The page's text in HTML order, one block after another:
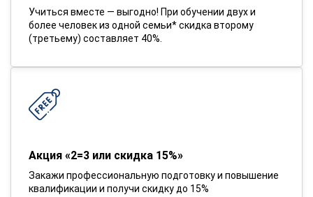
Учиться вместе — выгодно! При обучении двух и
более человек из одной семьи* скидка второму
(третьему) составляет 40%.
Акция «2=3 или скидка 15%»
Закажи профессиональную подготовку и повышение
квалификации и получи скидку до 15%